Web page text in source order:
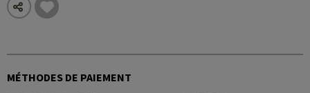
MÉTHODES DE PAIEMENT